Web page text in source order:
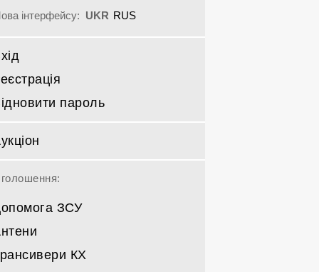
інтерфейсу: UKR RUS
пароль
ЗСУ
Спрямовані КВ
КХ